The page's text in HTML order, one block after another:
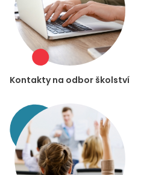
Kontakty na odbor školství